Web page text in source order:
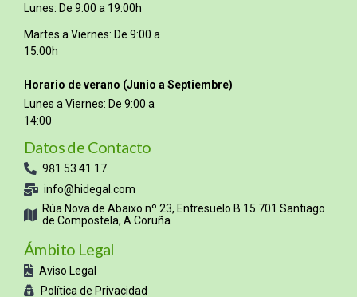
Lunes: De 9:00 a 19:00h
Martes a Viernes: De 9:00 a
15:00h
Horario de verano (Junio a Septiembre)
Lunes a Viernes: De 9:00 a
14:00
Datos de Contacto
981 53 41 17
info@hidegal.com
Rúa Nova de Abaixo nº 23, Entresuelo B 15.701 Santiago
de Compostela, A Coruña
Ámbito Legal
Aviso Legal
Política de Privacidad